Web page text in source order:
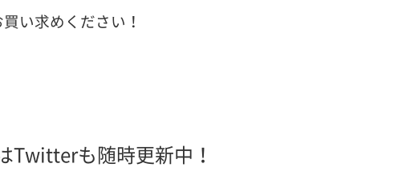
い求めください！
Twitterも随時更新中！